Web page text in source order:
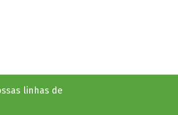
linhas de